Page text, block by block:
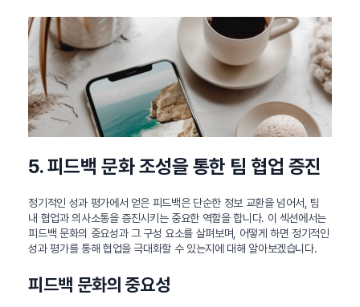
5. 피드백 문화 조성을 통한 팀 협업 증진
정기적인 성과 평가에서 얻은 피드백은 단순한 정보 교환을 넘어서, 팀
내 협업과 의사소통을 증진시키는 중요한 역할을 합니다. 이 섹션에서는
피드백 문화의 중요성과 그 구성 요소를 살펴보며, 어떻게 하면 정기적인
성과 평가를 통해 협업을 극대화할 수 있는지에 대해 알아보겠습니다.
피드백 문화의 중요성